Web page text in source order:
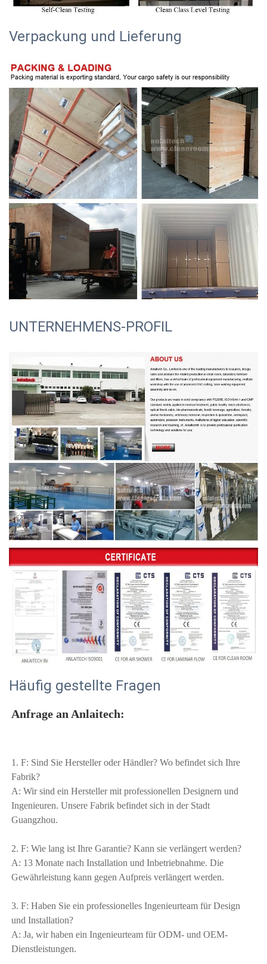
Verpackung und Lieferung
UNTERNEHMENS-PROFIL
Häufig gestellte Fragen
Anfrage an Anlaitech:
1. F: Sind Sie Hersteller oder Händler? Wo befindet sich Ihre
Fabrik?
A: Wir sind ein Hersteller mit professionellen Designern und
Ingenieuren. Unsere Fabrik befindet sich in der Stadt
Guangzhou.
2. F: Wie lang ist Ihre Garantie? Kann sie verlängert werden?
A: 13 Monate nach Installation und Inbetriebnahme. Die
Gewährleistung kann gegen Aufpreis verlängert werden.
3. F: Haben Sie ein professionelles Ingenieurteam für Design
und Installation?
A: Ja, wir haben ein Ingenieurteam für ODM- und OEM-
Dienstleistungen.